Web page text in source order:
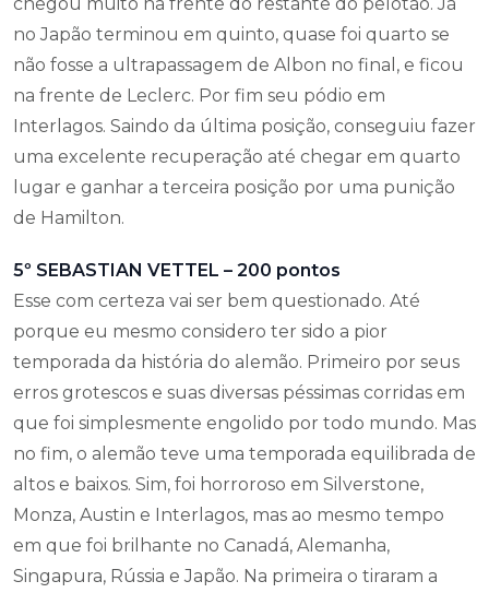
no Japão terminou em quinto, quase foi quarto se
não fosse a ultrapassagem de Albon no final, e ficou
na frente de Leclerc. Por fim seu pódio em
Interlagos. Saindo da última posição, conseguiu fazer
uma excelente recuperação até chegar em quarto
lugar e ganhar a terceira posição por uma punição
de Hamilton.
5º SEBASTIAN VETTEL – 200 pontos
Esse com certeza vai ser bem questionado. Até
porque eu mesmo considero ter sido a pior
temporada da história do alemão. Primeiro por seus
erros grotescos e suas diversas péssimas corridas em
que foi simplesmente engolido por todo mundo. Mas
no fim, o alemão teve uma temporada equilibrada de
altos e baixos. Sim, foi horroroso em Silverstone,
Monza, Austin e Interlagos, mas ao mesmo tempo
em que foi brilhante no Canadá, Alemanha,
Singapura, Rússia e Japão. Na primeira o tiraram a